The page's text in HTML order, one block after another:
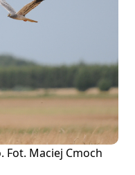
Fot. Maciej Cmoch